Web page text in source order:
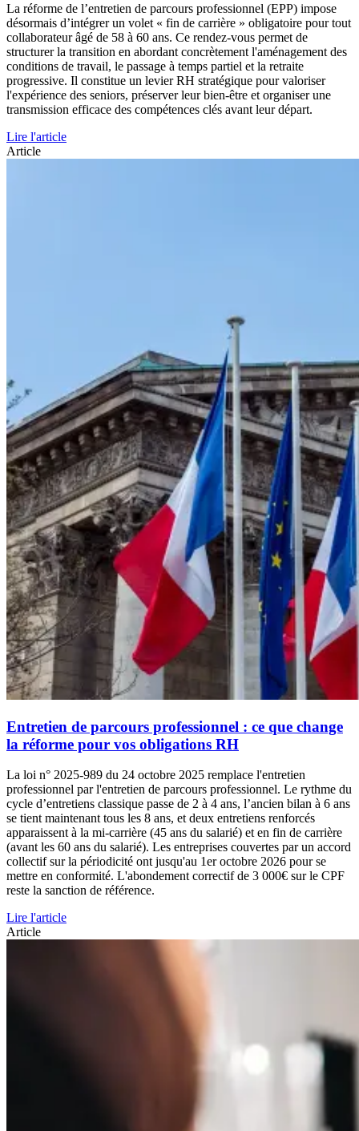
La réforme de l’entretien de parcours professionnel (EPP) impose
désormais d’intégrer un volet « fin de carrière » obligatoire pour tout
collaborateur âgé de 58 à 60 ans. Ce rendez-vous permet de
structurer la transition en abordant concrètement l'aménagement des
conditions de travail, le passage à temps partiel et la retraite
progressive. Il constitue un levier RH stratégique pour valoriser
l'expérience des seniors, préserver leur bien-être et organiser une
transmission efficace des compétences clés avant leur départ.
Lire l'article
Article
Entretien de parcours professionnel : ce que change
la réforme pour vos obligations RH
La loi n° 2025-989 du 24 octobre 2025 remplace l'entretien
professionnel par l'entretien de parcours professionnel. Le rythme du
cycle d’entretiens classique passe de 2 à 4 ans, l’ancien bilan à 6 ans
se tient maintenant tous les 8 ans, et deux entretiens renforcés
apparaissent à la mi-carrière (45 ans du salarié) et en fin de carrière
(avant les 60 ans du salarié). Les entreprises couvertes par un accord
collectif sur la périodicité ont jusqu'au 1er octobre 2026 pour se
mettre en conformité. L'abondement correctif de 3 000€ sur le CPF
reste la sanction de référence.
Lire l'article
Article